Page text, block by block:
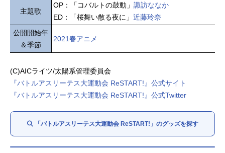
主題歌
OP：「コバルトの鼓動」 諏訪ななか
ED：「桜舞い散る夜に」 近藤玲奈
公開開始年
＆季節
2021春アニメ
(C)AICライツ/太陽系管理委員会
『バトルアスリーテス大運動会 ReSTART!』公式サイト
『バトルアスリーテス大運動会 ReSTART!』公式Twitter
「バトルアスリーテス大運動会 ReSTART!」のグッズを探す